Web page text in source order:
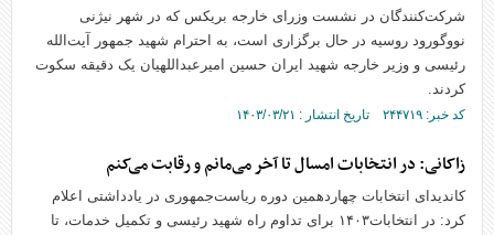
شرکت‌کنندگان در نشست وزرای خارجه بریکس که در شهر نیژنی
نووگورود روسیه در حال برگزاری است، به احترام شهید جمهور آیت‌الله
رئیسی و وزیر خارجه شهید ایران حسین امیرعبداللهیان یک دقیقه سکوت
کردند.
کد خبر: ۲۴۴۷۱۹ تاریخ انتشار : ۱۴۰۳/۰۳/۲۱
زاکانی: در انتخابات امسال تا آخر می‌مانم و رقابت می‌کنم
کاندیدای انتخابات چهاردهمین دوره ریاست‌جمهوری در یادداشتی اعلام
کرد: در انتخابات۱۴۰۳ برای تداوم راه شهید رئیسی و تکمیل خدمات، تا